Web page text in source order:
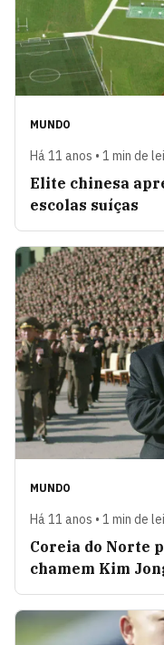
MUNDO
Há 11 anos • 1 min de
Elite chinesa
escolas suíças
MUNDO
Há 11 anos • 1 min de
Coreia do Norte
chamem Kim